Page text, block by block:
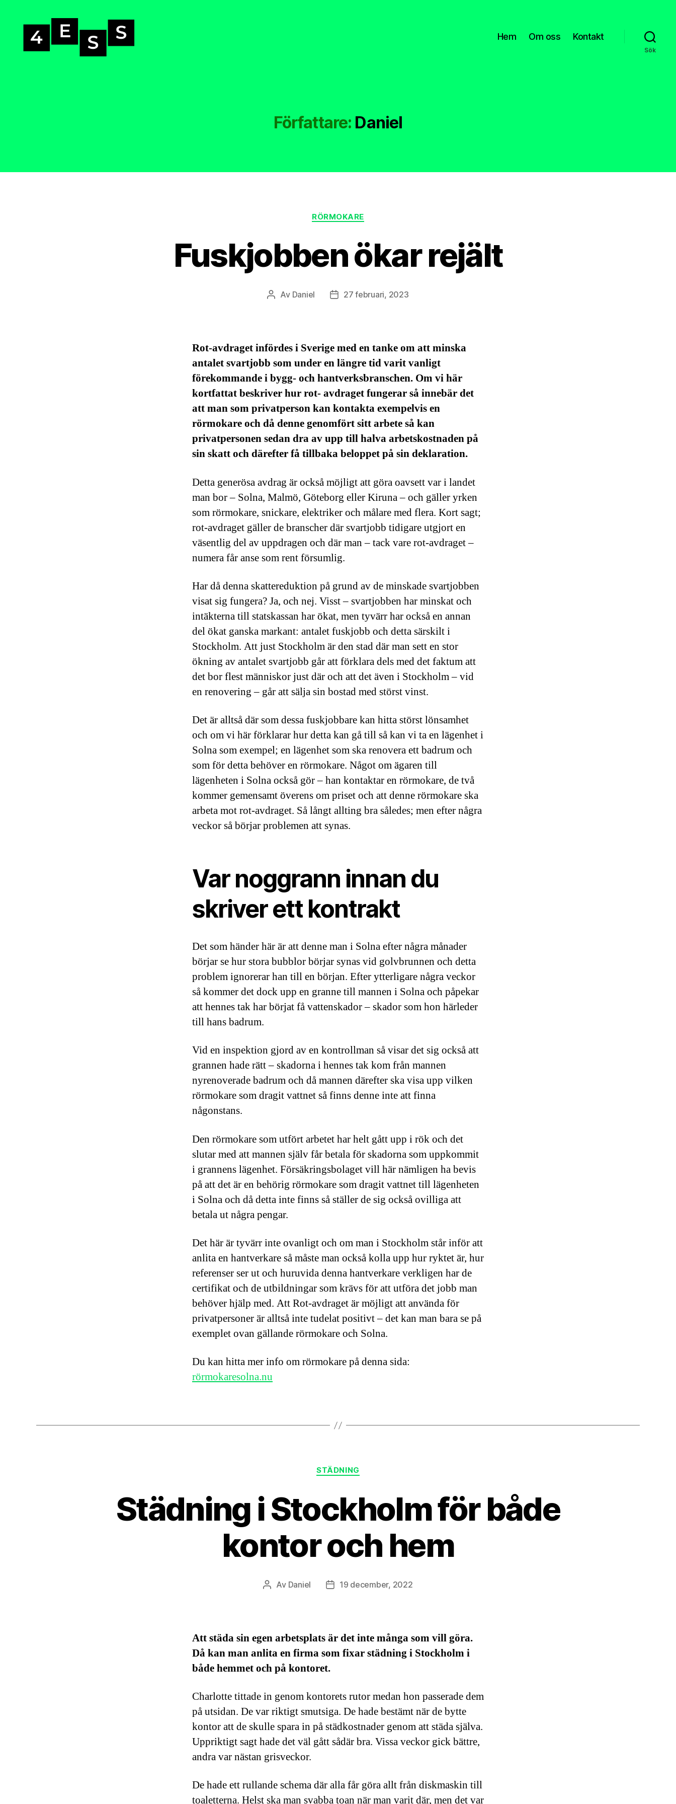
Hem Om oss Kontakt
Sök
Författare: Daniel
Kategorier
RÖRMOKARE
Fuskjobben ökar rejält
Inläggsförfattare
Av Daniel Inläggsdatum
27 februari, 2023
Rot-avdraget infördes i Sverige med en tanke om att minska
antalet svartjobb som under en längre tid varit vanligt
förekommande i bygg- och hantverksbranschen. Om vi här
kortfattat beskriver hur rot- avdraget fungerar så innebär det
att man som privatperson kan kontakta exempelvis en
rörmokare och då denne genomfört sitt arbete så kan
privatpersonen sedan dra av upp till halva arbetskostnaden på
sin skatt och därefter få tillbaka beloppet på sin deklaration.
Detta generösa avdrag är också möjligt att göra oavsett var i landet
man bor – Solna, Malmö, Göteborg eller Kiruna – och gäller yrken
som rörmokare, snickare, elektriker och målare med flera. Kort sagt;
rot-avdraget gäller de branscher där svartjobb tidigare utgjort en
väsentlig del av uppdragen och där man – tack vare rot-avdraget –
numera får anse som rent försumlig.
Har då denna skattereduktion på grund av de minskade svartjobben
visat sig fungera? Ja, och nej. Visst – svartjobben har minskat och
intäkterna till statskassan har ökat, men tyvärr har också en annan
del ökat ganska markant: antalet fuskjobb och detta särskilt i
Stockholm. Att just Stockholm är den stad där man sett en stor
ökning av antalet svartjobb går att förklara dels med det faktum att
det bor flest människor just där och att det även i Stockholm – vid
en renovering – går att sälja sin bostad med störst vinst.
Det är alltså där som dessa fuskjobbare kan hitta störst lönsamhet
och om vi här förklarar hur detta kan gå till så kan vi ta en lägenhet i
Solna som exempel; en lägenhet som ska renovera ett badrum och
som för detta behöver en rörmokare. Något om ägaren till
lägenheten i Solna också gör – han kontaktar en rörmokare, de två
kommer gemensamt överens om priset och att denne rörmokare ska
arbeta mot rot-avdraget. Så långt allting bra således; men efter några
veckor så börjar problemen att synas.
Var noggrann innan du
skriver ett kontrakt
Det som händer här är att denne man i Solna efter några månader
börjar se hur stora bubblor börjar synas vid golvbrunnen och detta
problem ignorerar han till en början. Efter ytterligare några veckor
så kommer det dock upp en granne till mannen i Solna och påpekar
att hennes tak har börjat få vattenskador – skador som hon härleder
till hans badrum.
Vid en inspektion gjord av en kontrollman så visar det sig också att
grannen hade rätt – skadorna i hennes tak kom från mannen
nyrenoverade badrum och då mannen därefter ska visa upp vilken
rörmokare som dragit vattnet så finns denne inte att finna
någonstans.
Den rörmokare som utfört arbetet har helt gått upp i rök och det
slutar med att mannen själv får betala för skadorna som uppkommit
i grannens lägenhet. Försäkringsbolaget vill här nämligen ha bevis
på att det är en behörig rörmokare som dragit vattnet till lägenheten
i Solna och då detta inte finns så ställer de sig också ovilliga att
betala ut några pengar.
Det här är tyvärr inte ovanligt och om man i Stockholm står inför att
anlita en hantverkare så måste man också kolla upp hur ryktet är, hur
referenser ser ut och huruvida denna hantverkare verkligen har de
certifikat och de utbildningar som krävs för att utföra det jobb man
behöver hjälp med. Att Rot-avdraget är möjligt att använda för
privatpersoner är alltså inte tudelat positivt – det kan man bara se på
exemplet ovan gällande rörmokare och Solna.
Du kan hitta mer info om rörmokare på denna sida:
rörmokaresolna.nu
Kategorier
STÄDNING
Städning i Stockholm för både
kontor och hem
Inläggsförfattare
Av Daniel Inläggsdatum
19 december, 2022
Att städa sin egen arbetsplats är det inte många som vill göra.
Då kan man anlita en firma som fixar städning i Stockholm i
både hemmet och på kontoret.
Charlotte tittade in genom kontorets rutor medan hon passerade dem
på utsidan. De var riktigt smutsiga. De hade bestämt när de bytte
kontor att de skulle spara in på städkostnader genom att städa själva.
Uppriktigt sagt hade det väl gått sådär bra. Vissa veckor gick bättre,
andra var nästan grisveckor.
De hade ett rullande schema där alla får göra allt från diskmaskin till
toaletterna. Helst ska man svabba toan när man varit där, men det var